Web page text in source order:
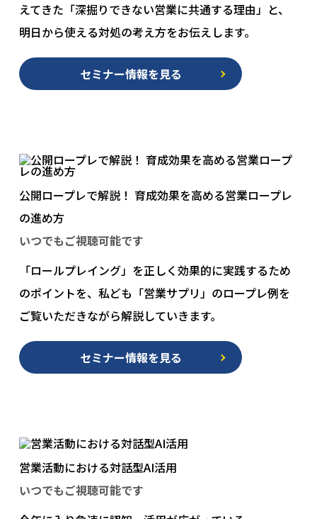
えてきた「深掘りできない営業に共通する理由」と、
明日から使える対処の考え方をお伝えします。
セミナー情報を見る
公開ロープレで解説！ 育成効果を高める営業ロープレ
の進め方
いつでもご視聴可能です
「ロールプレイング」を正しく効果的に実践するため
のポイントを、私ども「営業サプリ」のロープレ例を
ご覧いただきながら解説していきます。
セミナー情報を見る
営業活動における対話型AI活用
いつでもご視聴可能です